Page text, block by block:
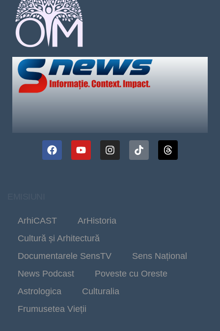
ArhiCAST
ArHistoria
Cultură și Arhitectură
Documentarele SensTV
Sens Național
News Podcast
Poveste cu Oreste
Astrologica
Culturalia
Frumusetea Vieții